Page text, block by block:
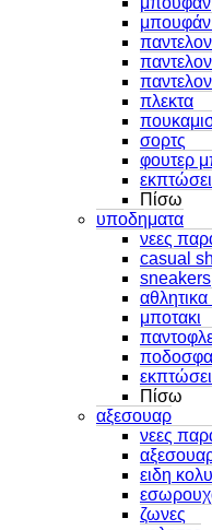
μπουφάν
πλεκτα
σορτς
φουτερ
Πίσω
υποδηματα
νεες
casual
sneakers
μποτακι
Πίσω
αξεσουαρ
νεες
ειδη
ζωνες